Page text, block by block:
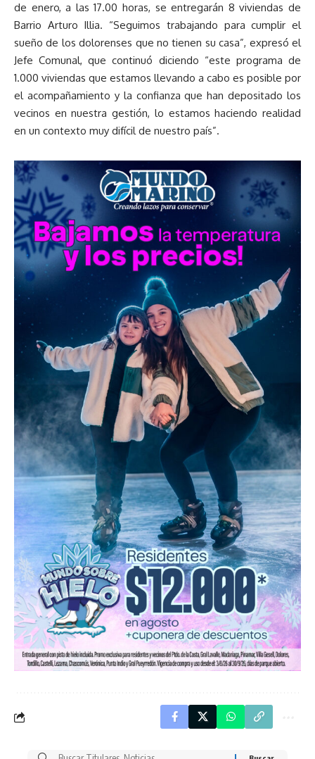
de enero, a las 17.00 horas, se entregarán 8 viviendas de
Barrio Arturo Illia. “Seguimos trabajando para cumplir el
sueño de los dolorenses que no tienen su casa”, expresó el
Jefe Comunal, que continuó diciendo “este programa de
1.000 viviendas que estamos llevando a cabo es posible por
el acompañamiento y la confianza que han depositado los
vecinos en nuestra gestión, lo estamos haciendo realidad
en un contexto muy difícil de nuestro país”.